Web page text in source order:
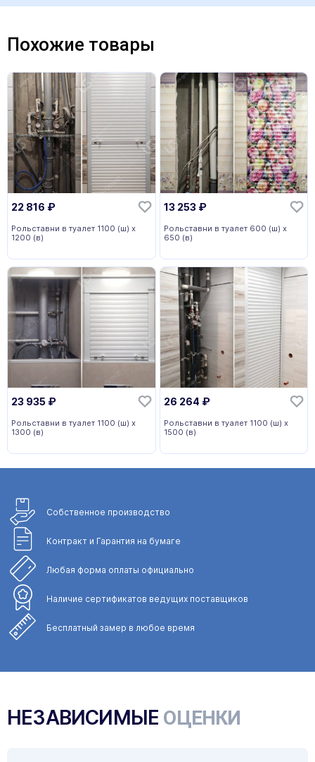
Похожие товары
22 816 ₽
Рольставни в туалет 1100 (ш) х
1200 (в)
13 253 ₽
Рольставни в туалет 600 (ш) х
650 (в)
23 935 ₽
Рольставни в туалет 1100 (ш) х
1300 (в)
26 264 ₽
Рольставни в туалет 1100 (ш) х
1500 (в)
Собственное производство
Контракт и Гарантия на бумаге
Любая форма оплаты официально
Наличие сертификатов ведущих поставщиков
Бесплатный замер в любое время
НЕЗАВИСИМЫЕ ОЦЕНКИ